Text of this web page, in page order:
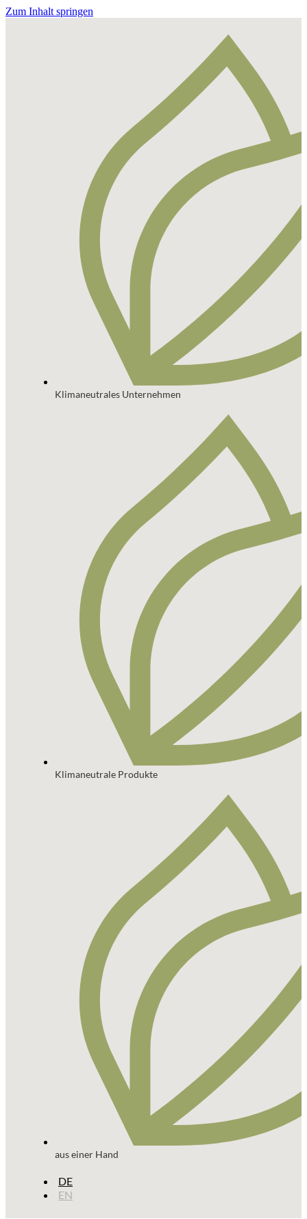
Zum Inhalt springen
Klimaneutrales Unternehmen
Klimaneutrale Produkte
aus einer Hand
DE
EN